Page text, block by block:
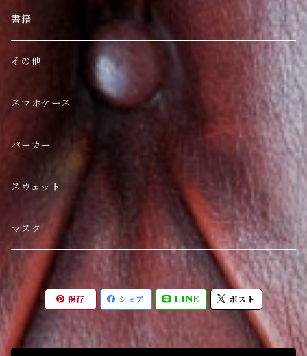
書籍
その他
スマホケース
パーカー
スウェット
マスク
保存 シェア LINE ポスト